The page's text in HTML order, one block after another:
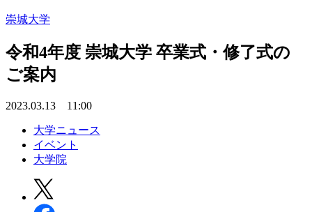
崇城大学
令和4年度 崇城大学 卒業式・修了式の
ご案内
2023.03.13 11:00
大学ニュース
イベント
大学院